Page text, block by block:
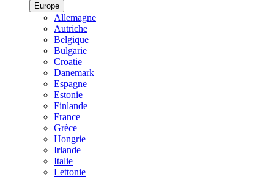
Europe
Allemagne
Autriche
Belgique
Bulgarie
Croatie
Danemark
Espagne
Estonie
Finlande
France
Grèce
Hongrie
Irlande
Italie
Lettonie